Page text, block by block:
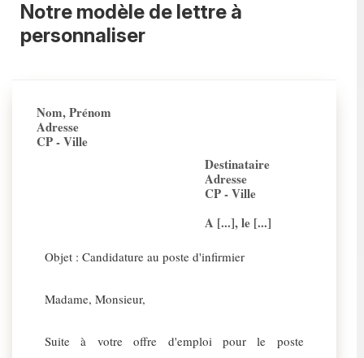
Notre modèle de lettre à
personnaliser
Nom, Prénom
Adresse
CP - Ville
Destinataire
Adresse
CP - Ville
A [...], le [...]
Objet : Candidature au poste d'infirmier
Madame, Monsieur,
Suite à votre offre d'emploi pour le poste